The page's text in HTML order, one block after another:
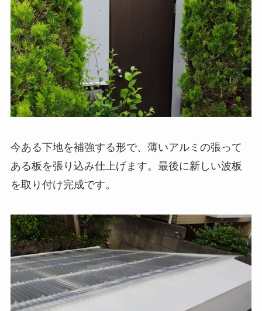
今ある下地を補強する形で、薄いアルミの張って
ある板を張り込み仕上げます。最後に新しい波板
を取り付け完成です。